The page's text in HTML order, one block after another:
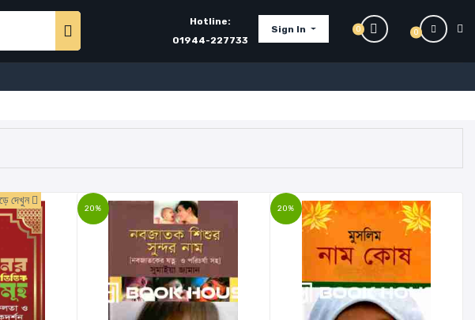
Hotline:
01944-227733
Sign In 0 0
দেখুন
20% 20%